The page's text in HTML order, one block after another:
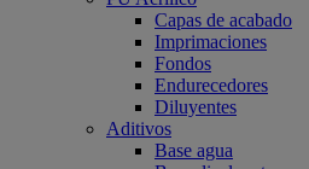
Capas de acabado
Imprimaciones
Fondos
Endurecedores
Diluyentes
Aditivos
Base agua